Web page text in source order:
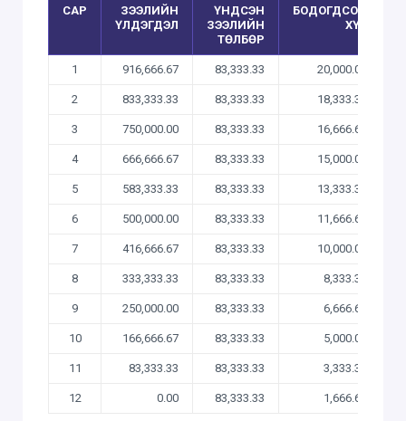
САР
ЗЭЭЛИЙН
ҮЛДЭГДЭЛ
ҮНДСЭН
ЗЭЭЛИЙН
ТӨЛБӨР
БОДОГДСОН
ХҮҮ
1 916,666.67 83,333.33 20,000.00
2 833,333.33 83,333.33 18,333.33
3 750,000.00 83,333.33 16,666.67
4 666,666.67 83,333.33 15,000.00
5 583,333.33 83,333.33 13,333.33
6 500,000.00 83,333.33 11,666.67
7 416,666.67 83,333.33 10,000.00
8 333,333.33 83,333.33 8,333.33
9 250,000.00 83,333.33 6,666.67
10 166,666.67 83,333.33 5,000.00
11 83,333.33 83,333.33 3,333.33
12 0.00 83,333.33 1,666.67